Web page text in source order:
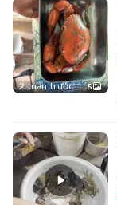
2 tuần trước 5